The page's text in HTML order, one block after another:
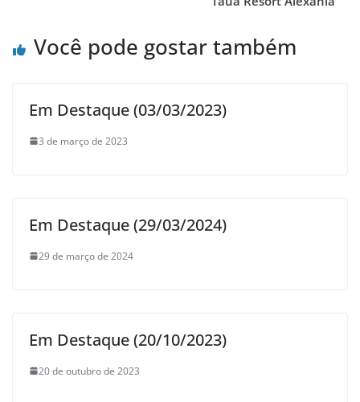
Você pode gostar também
Em Destaque (03/03/2023)
3 de março de 2023
Em Destaque (29/03/2024)
29 de março de 2024
Em Destaque (20/10/2023)
20 de outubro de 2023